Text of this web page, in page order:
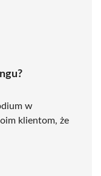
w
klientom, że